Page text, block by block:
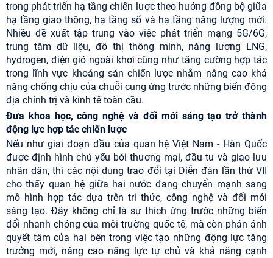
trong phát triển hạ tầng chiến lược theo hướng đồng bộ giữa
hạ tầng giao thông, hạ tầng số và hạ tầng năng lượng mới.
Nhiều đề xuất tập trung vào việc phát triển mạng 5G/6G,
trung tâm dữ liệu, đô thị thông minh, năng lượng LNG,
hydrogen, điện gió ngoài khơi cũng như tăng cường hợp tác
trong lĩnh vực khoáng sản chiến lược nhằm nâng cao khả
năng chống chịu của chuỗi cung ứng trước những biến động
địa chính trị và kinh tế toàn cầu.
Đưa khoa học, công nghệ và đổi mới sáng tạo trở thành
động lực hợp tác chiến lược
Nếu như giai đoạn đầu của quan hệ Việt Nam - Hàn Quốc
được định hình chủ yếu bởi thương mại, đầu tư và giao lưu
nhân dân, thì các nội dung trao đổi tại Diễn đàn lần thứ VII
cho thấy quan hệ giữa hai nước đang chuyển mạnh sang
mô hình hợp tác dựa trên tri thức, công nghệ và đổi mới
sáng tạo. Đây không chỉ là sự thích ứng trước những biến
đổi nhanh chóng của môi trường quốc tế, mà còn phản ánh
quyết tâm của hai bên trong việc tạo những động lực tăng
trưởng mới, nâng cao năng lực tự chủ và khả năng cạnh